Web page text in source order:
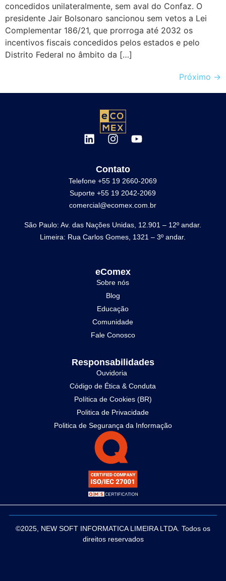
concedidos unilateralmente, sem aval do Confaz. O
presidente Jair Bolsonaro sancionou sem vetos a Lei
Complementar 186/21, que prorroga até 2032 os
incentivos fiscais concedidos pelos estados e pelo
Distrito Federal no âmbito da […]
Próximo →
Contato
Telefone +55 19 2660-2069
Suporte +55 19 2042-2069
comercial@ecomex.com.br
São Paulo: Av. das Nações Unidas, 12.901 – 12º andar.
Limeira: Rua Carlos Gomes, 1321 – 3º andar.
eComex
Sobre nós
Blog
Educação
Comunidade
Fale Conosco
Responsabilidades
Ouvidoria
Código de Ética & Conduta
Política de Cookies (BR)
Politica de Privacidade
Politica de Segurança da Informação
©2025, NEW SOFT INFORMATICA LIMEIRA LTDA. Todos os
direitos reservados